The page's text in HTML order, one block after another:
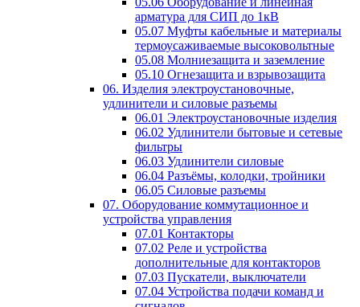
арматура для СИП до 1кВ
05.07 Муфты кабельные и материалы
термоусаживаемые высоковольтные
05.08 Молниезащита и заземление
05.10 Огнезащита и взрывозащита
06. Изделия электроустановочные,
удлинители и силовые разъемы
06.01 Электроустановочные изделия
06.02 Удлинители бытовые и сетевые
фильтры
06.03 Удлинители силовые
06.04 Разъёмы, колодки, тройники
06.05 Силовые разъемы
07. Оборудование коммутационное и
устройства управления
07.01 Контакторы
07.02 Реле и устройства
дополнительные для контакторов
07.03 Пускатели, выключатели
07.04 Устройства подачи команд и